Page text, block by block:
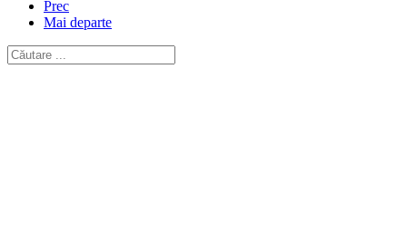
Prec
Mai departe